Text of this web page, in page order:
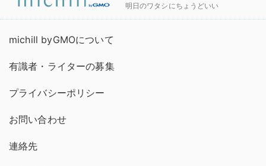
明日のワタシにちょうどいい
michill byGMOについて
有識者・ライターの募集
プライバシーポリシー
お問い合わせ
連絡先